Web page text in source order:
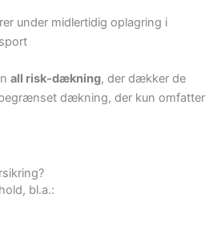
under midlertidig oplagring i
all risk-dækning, der dækker de
dækning, der kun omfatter
bl.a.: